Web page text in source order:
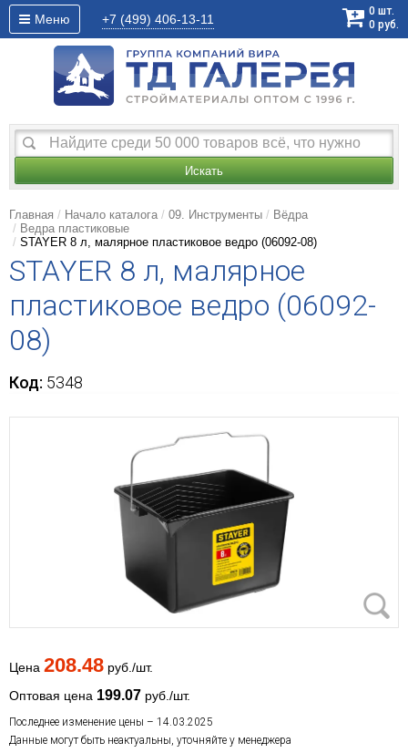
Меню +7 (499) 406-13-11
0 шт.
0 руб.
Искать
Главная Начало каталога 09. Инструменты
Вёдра
Ведра пластиковые
STAYER 8 л, малярное пластиковое ведро (06092-08)
STAYER 8 л, малярное
пластиковое ведро (06092-
08)
Код: 5348
Цена 208.48 руб./шт.
Оптовая цена 199.07 руб./шт.
Последнее изменение цены – 14.03.2025
Данные могут быть неактуальны, уточняйте у менеджера